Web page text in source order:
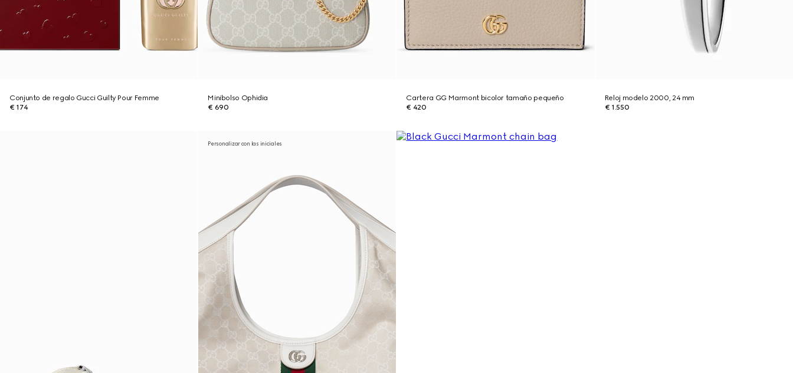
Conjunto de regalo Gucci Guilty Pour Femme
€ 174
Minibolso Ophidia
€ 690
Cartera GG Marmont bicolor tamaño pequeño
€ 420
Reloj modelo 2000, 24 mm
€ 1.550
Personalizar con las iniciales